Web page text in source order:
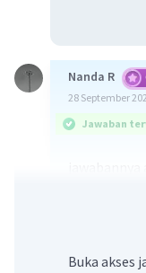
Nanda R
28 September
Jawaban
Para
asas
yang
Buka akses